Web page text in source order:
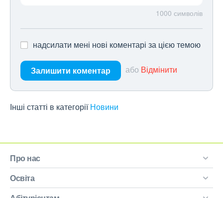
1000 символів
надсилати мені нові коментарі за цією темою
Залишити коментар або Відмінити
Інші статті в категорії Новини
Про нас
Освіта